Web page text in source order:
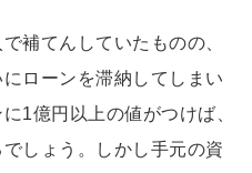
補てんしていたものの、
ローンを滞納してしまい
1億円以上の値がつけば、
しょう。しかし手元の資